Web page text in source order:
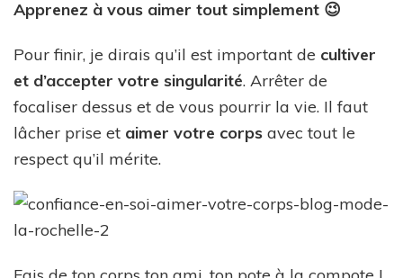
Apprenez à vous aimer tout simplement 😉
Pour finir, je dirais qu’il est important de cultiver
et d’accepter votre singularité. Arrêter de
focaliser dessus et de vous pourrir la vie. Il faut
lâcher prise et aimer votre corps avec tout le
respect qu’il mérite.